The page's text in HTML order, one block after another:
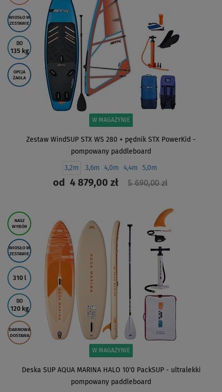
WIOSŁO W
ZESTAWIE
DO
135 kg
OPCJA
ŻAGLA
W MAGAZYNIE
Zestaw WindSUP STX WS 280 + pędnik STX PowerKid -
pompowany paddleboard
3,2m 3,6m 4,0m 4,4m 5,0m
od4 879,00 zł 5 690,00 zł
NASZ
WYBÓR
WIOSŁO W
ZESTAWIE
310 l
DO
120 kg
DARMOWA
DOSTAWA
W MAGAZYNIE
Deska SUP AQUA MARINA HALO 10'0 PackSUP - ultralekki
pompowany paddleboard